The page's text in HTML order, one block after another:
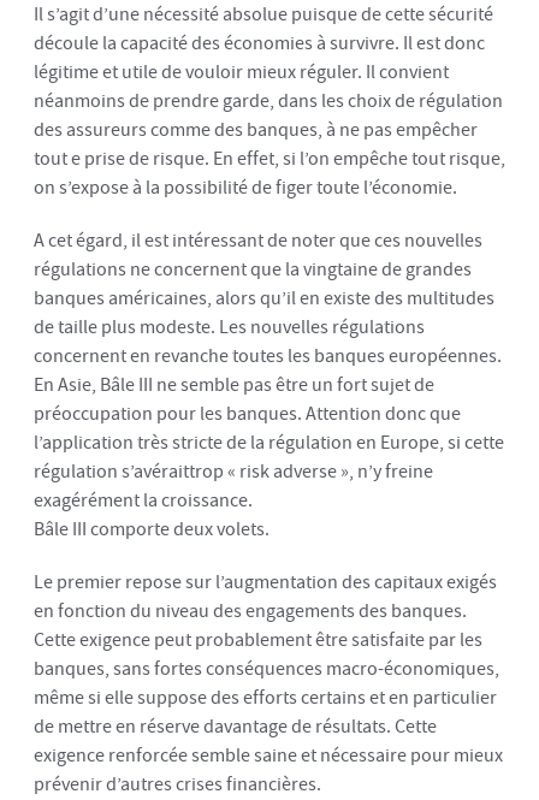
Il s’agit d’une nécessité absolue puisque de cette sécurité
découle la capacité des économies à survivre. Il est donc
légitime et utile de vouloir mieux réguler. Il convient
néanmoins de prendre garde, dans les choix de régulation
des assureurs comme des banques, à ne pas empêcher
tout e prise de risque. En effet, si l’on empêche tout risque,
on s’expose à la possibilité de figer toute l’économie.
A cet égard, il est intéressant de noter que ces nouvelles
régulations ne concernent que la vingtaine de grandes
banques américaines, alors qu’il en existe des multitudes
de taille plus modeste. Les nouvelles régulations
concernent en revanche toutes les banques européennes.
En Asie, Bâle III ne semble pas être un fort sujet de
préoccupation pour les banques. Attention donc que
l’application très stricte de la régulation en Europe, si cette
régulation s’avéraittrop « risk adverse », n’y freine
exagérément la croissance.
Bâle III comporte deux volets.
Le premier repose sur l’augmentation des capitaux exigés
en fonction du niveau des engagements des banques.
Cette exigence peut probablement être satisfaite par les
banques, sans fortes conséquences macro-économiques,
même si elle suppose des efforts certains et en particulier
de mettre en réserve davantage de résultats. Cette
exigence renforcée semble saine et nécessaire pour mieux
prévenir d’autres crises financières.